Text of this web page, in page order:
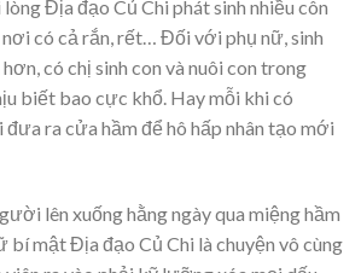
Địa đạo Củ Chi phát sinh nhiều côn
có cả rắn, rết… Đối với phụ nữ, sinh
có chị sinh con và nuôi con trong
biết bao cực khổ. Hay mỗi khi có
ra cửa hầm để hô hấp nhân tạo mới
lên xuống hằng ngày qua miệng hầm
bí mật Địa đạo Củ Chi là chuyện vô cùng